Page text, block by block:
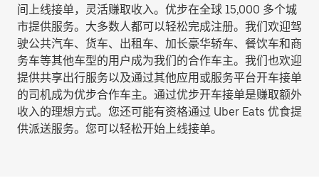
间上线接单，灵活赚取收入。优步在全球 15,000 多个城
市提供服务。大多数人都可以轻松完成注册。我们欢迎驾
驶公共汽车、货车、出租车、加长豪华轿车、餐饮车和商
务车等其他车型的用户成为我们的合作车主。我们也欢迎
提供共享出行服务以及通过其他应用或服务平台开车接单
的司机成为优步合作车主。通过优步开车接单是赚取额外
收入的理想方式。您还可能有资格通过 Uber Eats 优食提
供派送服务。您可以轻松开始上线接单。